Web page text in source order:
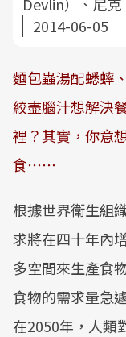
2014-06-05
麵包蟲湯配蟋蟀
絞盡腦汁想解決
裡？其實，你意
食⋯⋯
根據世界衛生組
求將在四十年內
多空間來生產食
食物的需求量急
在2050年，人類